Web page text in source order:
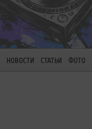
НОВОСТИ СТАТЬИ ФОТО